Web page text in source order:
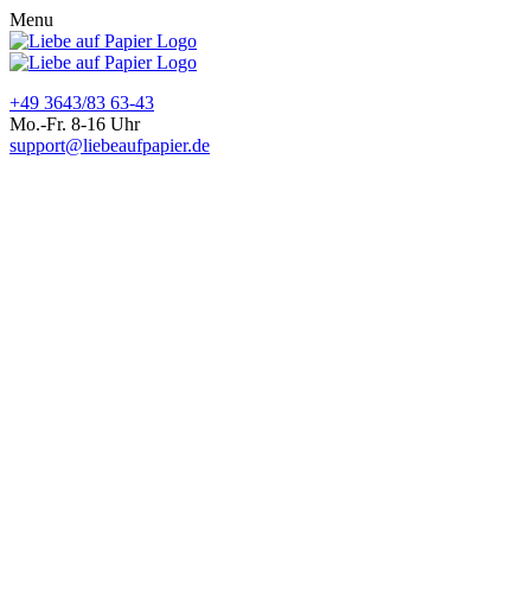
Menu
+49 3643/83 63-43
Mo.-Fr. 8-16 Uhr
support@liebeaufpapier.de